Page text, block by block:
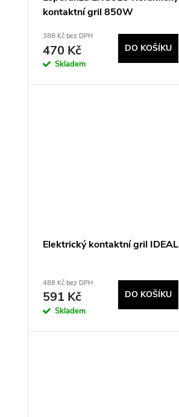
d
kontaktní gril 850W
388 Kč bez DPH
470 Kč
Skladem
DO KOŠÍKU
Elektrický kontaktní gril IDEAL
488 Kč bez DPH
591 Kč
Skladem
DO KOŠÍKU